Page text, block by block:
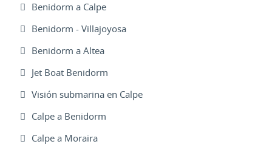
Benidorm a Calpe
Benidorm - Villajoyosa
Benidorm a Altea
Jet Boat Benidorm
Visión submarina en Calpe
Calpe a Benidorm
Calpe a Moraira